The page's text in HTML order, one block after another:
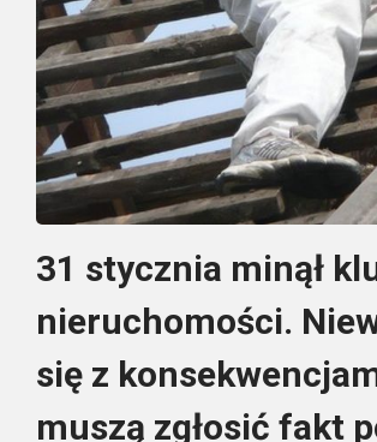
31 stycznia minął
nieruchomości.
się z
muszą zgłosić fakt